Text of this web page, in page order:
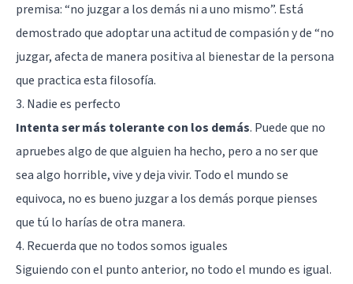
premisa: “no juzgar a los demás ni a uno mismo”. Está
demostrado que adoptar una actitud de compasión y de “no
juzgar, afecta de manera positiva al bienestar de la persona
que practica esta filosofía.
3. Nadie es perfecto
Intenta ser más tolerante con los demás. Puede que no
apruebes algo de que alguien ha hecho, pero a no ser que
sea algo horrible, vive y deja vivir. Todo el mundo se
equivoca, no es bueno juzgar a los demás porque pienses
que tú lo harías de otra manera.
4. Recuerda que no todos somos iguales
Siguiendo con el punto anterior, no todo el mundo es igual.